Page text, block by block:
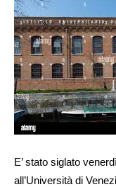
E’ stato siglato
all’Università di